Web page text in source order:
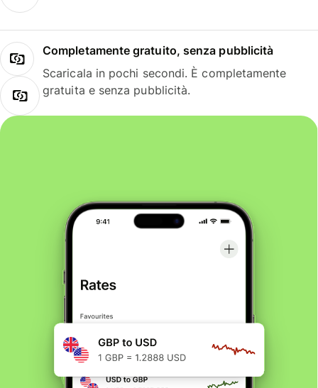
Completamente gratuito, senza pubblicità
Scaricala in pochi secondi. È completamente
gratuita e senza pubblicità.